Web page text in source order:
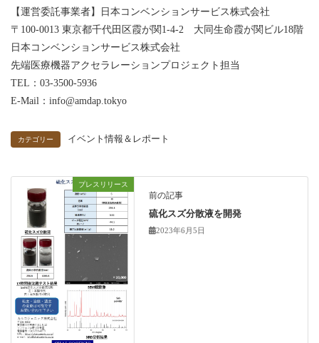
【運営委託事業者】日本コンベンションサービス株式会社
〒100-0013 東京都千代田区霞が関1-4-2 大同生命霞が関ビル18階
日本コンベンションサービス株式会社
先端医療機器アクセラレーションプロジェクト担当
TEL：03-3500-5936
E-Mail：info@amdap.tokyo
カテゴリー イベント情報＆レポート
プレスリリース
前の記事
硫化スズ分散液を開発
2023年6月5日